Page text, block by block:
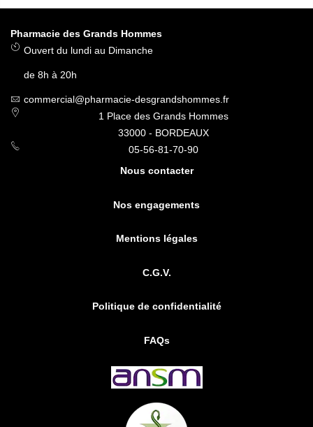
Pharmacie des Grands Hommes
Ouvert du lundi au Dimanche
de 8h à 20h
commercial@pharmacie-desgrandshommes.fr
1 Place des Grands Hommes
33000 - BORDEAUX
05-56-81-70-90
Nous contacter
Nos engagements
Mentions légales
C.G.V.
Politique de confidentialité
FAQs